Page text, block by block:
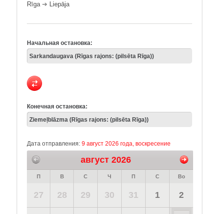
Rīga➔ Liepāja
Начальная остановка:
Конечная остановка:
Дата отправления: 9 август 2026 года, воскресение
август 2026
П В С Ч П С Во
27 28 29 30 31 1 2